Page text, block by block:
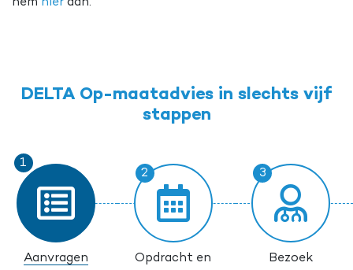
DELTA Op-maatadvies in slechts vijf
stappen
Aanvragen
Opdracht en
Bezoek